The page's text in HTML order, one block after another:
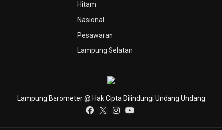
Hitam
Nasional
Pesawaran
Lampung Selatan
Lampung Barometer @ Hak Cipta Dilindungi Undang Undang